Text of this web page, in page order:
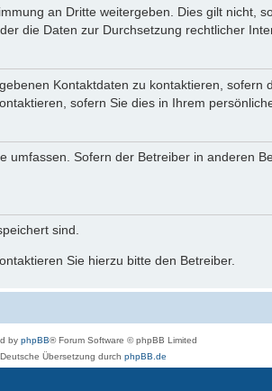
an Dritte weitergeben. Dies gilt nicht,
die Daten zur Durchsetzung rechtlicher
Kontaktdaten zu kontaktieren,
sofern Sie dies in Ihrem
umfassen. Sofern der Betreiber in anderen
sind.
Sie hierzu bitte den Betreiber.
by phpBB® Forum Software © phpBB Limited
Deutsche Übersetzung durch phpBB.de